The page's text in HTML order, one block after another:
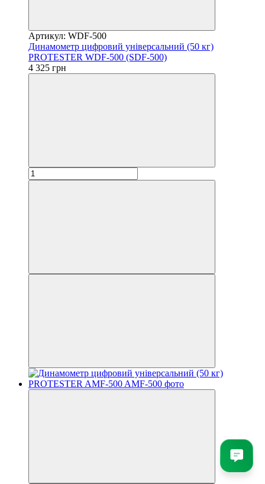
Артикул: WDF-500
Динамометр цифровий універсальний (50 кг)
PROTESTER WDF-500 (SDF-500)
4 325 грн